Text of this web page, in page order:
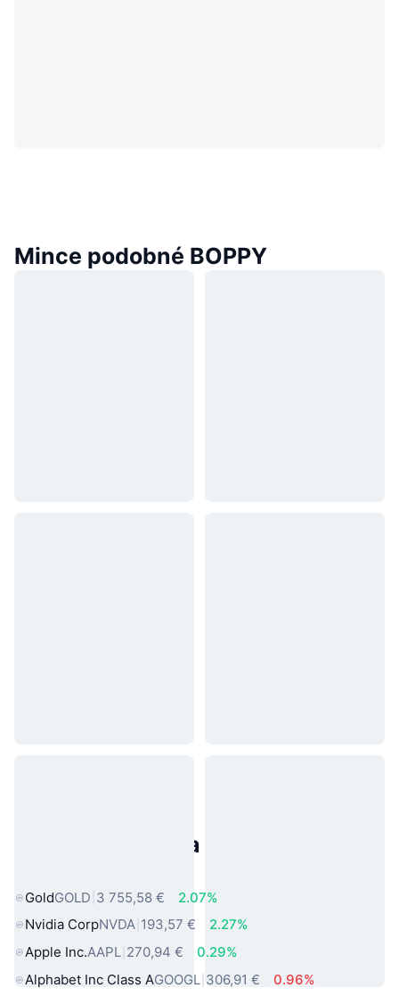
Mince podobné BOPPY
Populárne aktíva z reálneho
GoldGOLD 3 755,58 €
2.07%
Nvidia CorpNVDA 193,57 €
2.27%
Apple Inc.AAPL 270,94 €
0.29%
Alphabet Inc Class AGOOGL 306,91 € 0.96%